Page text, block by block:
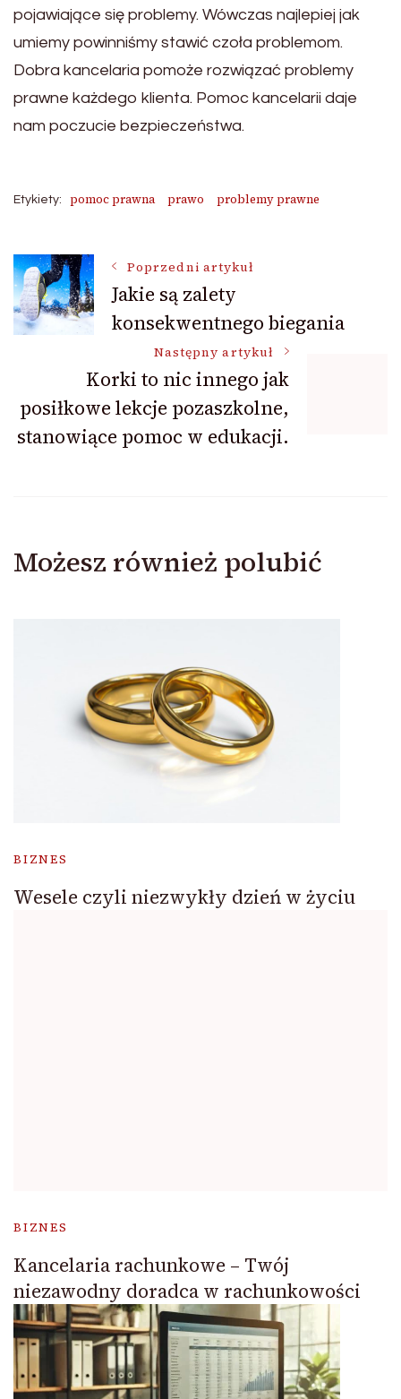
pojawiające się problemy. Wówczas najlepiej jak
umiemy powinniśmy stawić czoła problemom.
Dobra kancelaria pomoże rozwiązać problemy
prawne każdego klienta. Pomoc kancelarii daje
nam poczucie bezpieczeństwa.
Etykiety: pomoc prawna prawo problemy prawne
Nawigacja
wpisu
Poprzedni artykuł
Jakie są zalety
konsekwentnego biegania
Następny artykuł
Korki to nic innego jak
posiłkowe lekcje pozaszkolne,
stanowiące pomoc w edukacji.
Możesz również polubić
BIZNES
Wesele czyli niezwykły dzień w życiu
BIZNES
Kancelaria rachunkowe – Twój
niezawodny doradca w rachunkowości